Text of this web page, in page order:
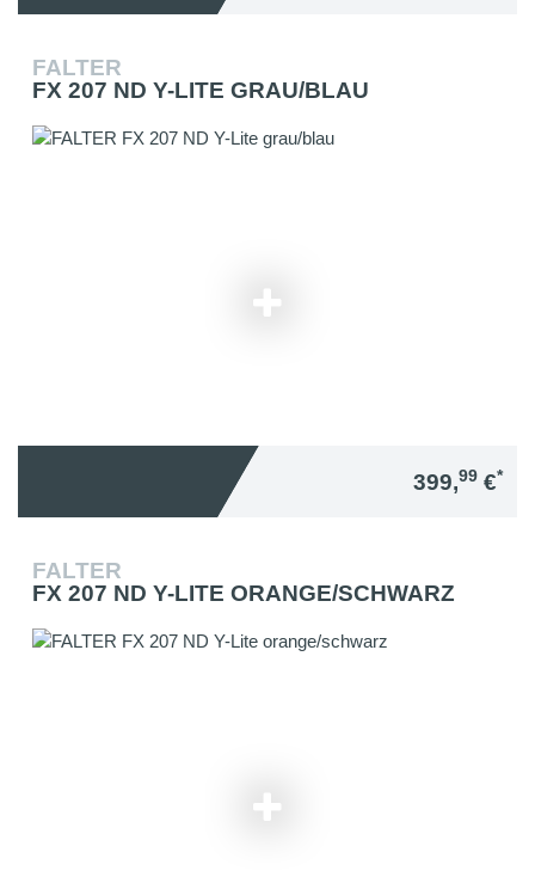
FALTER
FX 207 ND Y-LITE GRAU/BLAU
399,99 €*
FALTER
FX 207 ND Y-LITE ORANGE/SCHWARZ